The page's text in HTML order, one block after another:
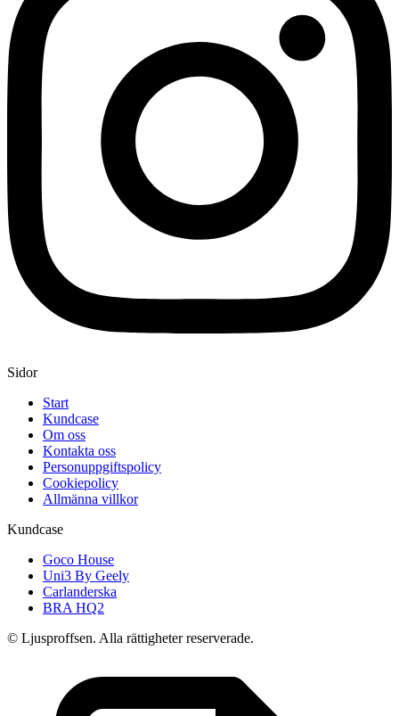
Sidor
Start
Kundcase
Om oss
Kontakta oss
Personuppgiftspolicy
Cookiepolicy
Allmänna villkor
Kundcase
Goco House
Uni3 By Geely
Carlanderska
BRA HQ2
© Ljusproffsen. Alla rättigheter reserverade.